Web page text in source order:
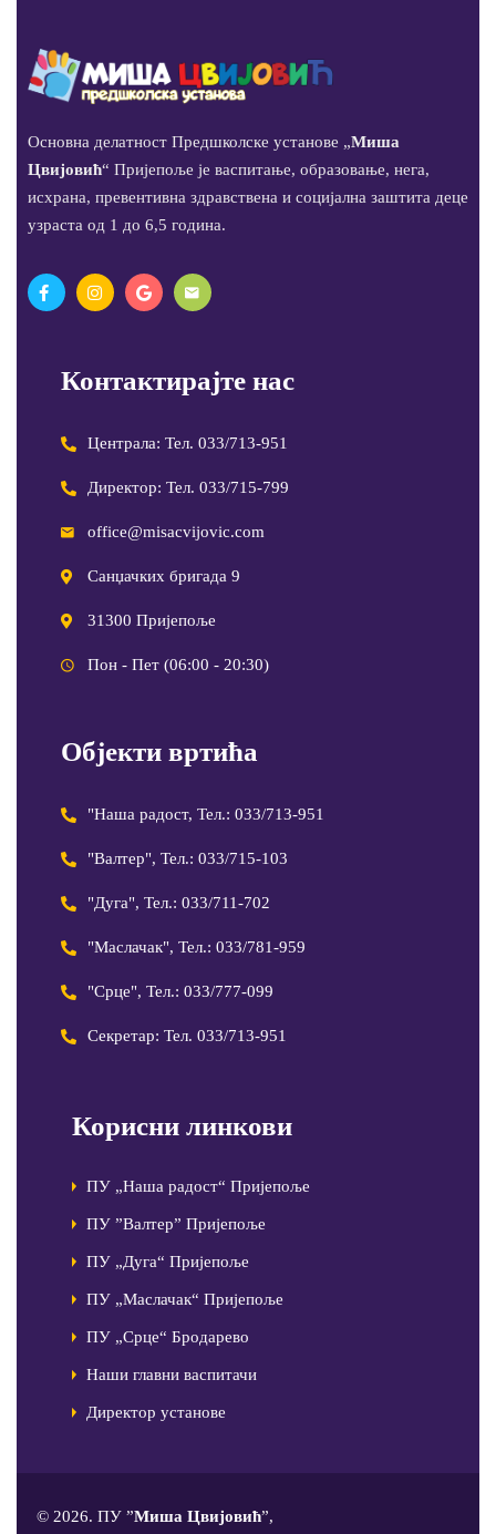
Основна делатност Предшколске установе „Миша
Цвијовић“ Пријепоље је васпитање, образовање, нега,
исхрана, превентивна здравствена и социјална заштита деце
узраста од 1 до 6,5 година.
Контактирајте нас
Централа: Тел. 033/713-951
Директор: Тел. 033/715-799
office@misacvijovic.com
Санџачких бригада 9
31300 Пријепоље
Пон - Пет (06:00 - 20:30)
Објекти вртића
"Наша радост, Тел.: 033/713-951
"Валтер", Тел.: 033/715-103
"Дуга", Тел.: 033/711-702
"Маслачак", Тел.: 033/781-959
"Срце", Тел.: 033/777-099
Секретар: Тел. 033/713-951
Корисни линкови
ПУ „Наша радост“ Пријепоље
ПУ ”Валтер” Пријепоље
ПУ „Дуга“ Пријепоље
ПУ „Маслачак“ Пријепоље
ПУ „Срце“ Бродарево
Наши главни васпитачи
Директор установе
© 2026. ПУ ”Миша Цвијовић”,